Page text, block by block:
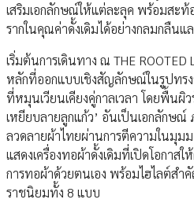
เสริมเอกลักษณ์ให้แต่ละลุค พร้อมสะ
รากในคุณค่าดั้งเดิมได้อย่างกลมกลืนแ
เริ่มต้นการเดินทาง ณ THE
หลักที่ออกแบบเชิงสัญลักษณ์ในรูปทรง
ที่หมุนเวียนเคียงคู่กาลเวลา โดยพื้นผิว
เหยียบลายลูกแก้ว’ อันเป็นเอกลักษณ์
ลวดลายผ้าไทยผ่านการตีความในมุม
แสดงเครื่องทอผ้าดั้งเดิมที่เปิดโอกาส
การทอผ้าด้วยตนเอง พร้อมไฮไลต์สำ
ราชนิยมทั้ง 8 แบบ